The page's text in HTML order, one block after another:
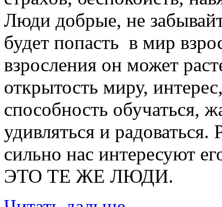
Люди добрые, не
будет попасть в мир
взросления он может
открытость миру,
способность обучаться,
удивляться и
сильно нас интересуют
ЭТО ТЕ ЖЕ ЛЮДИ.